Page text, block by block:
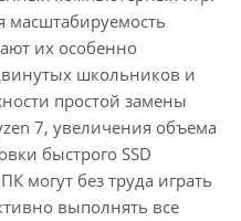
масштабируемость
их особенно
школьников и
простой замены
7, увеличения объема
быстрого SSD
могут без труда играть
выполнять все